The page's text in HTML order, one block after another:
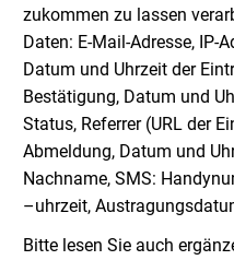
zukommen zu lassen
Daten: E-Mail-Adresse, IP-
Datum und Uhrzeit der
Bestätigung, Datum und
Status, Referrer (URL der
Abmeldung, Datum und
Nachname, SMS:
–uhrzeit,
Bitte lesen Sie auch